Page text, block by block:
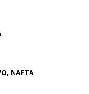
NAFTA